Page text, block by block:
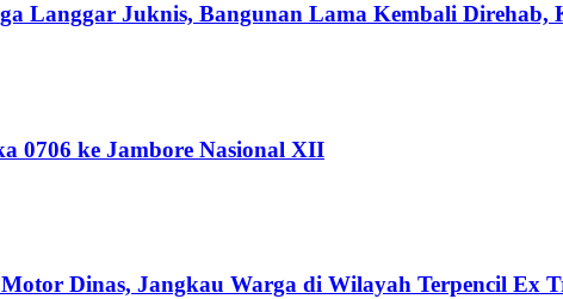
Langgar Juknis, Bangunan Lama Kembali
0706 ke Jambore Nasional XII
Dinas, Jangkau Warga di Wilayah Terpencil Ex